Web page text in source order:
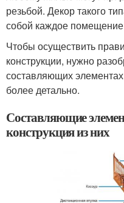
резьбой. Декор такого
собой каждое
Чтобы осуществить
конструкции, нужно
составляющих
более детально.
Составляющие
конструкция из них